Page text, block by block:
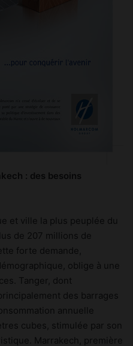
: des besoins
et ville la plus peuplée du
de 207 millions de
forte demande,
oblige à une
Tanger, dont
des barrages
annuelle
cubes, stimulée par son
Marrakech, première